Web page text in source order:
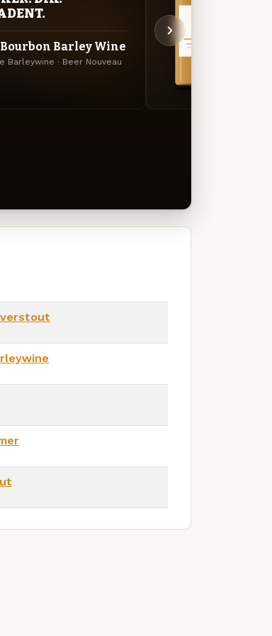
Bourbon Barley Wine
Barleywine · Beer Nouveau